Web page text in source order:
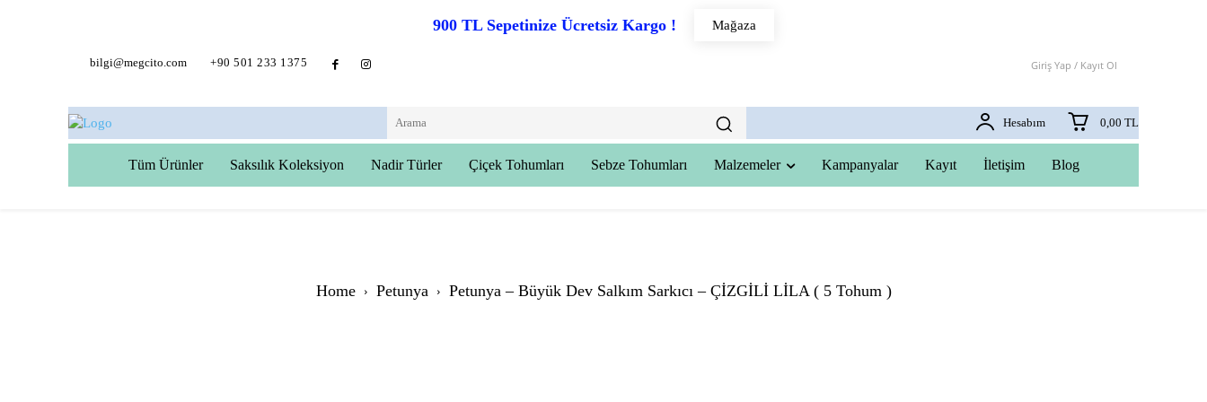
900 TL Sepetinize Ücretsiz Kargo ! Mağaza
bilgi@megcito.com +90 501 233 1375 Giriş Yap / Kayıt Ol
Hesabım 0,00 TL
Tüm Ürünler Saksılık Koleksiyon Nadir Türler Çiçek Tohumları Sebze Tohumları Malzemeler Kampanyalar Kayıt İletişim Blog
Home Petunya Petunya – Büyük Dev Salkım Sarkıcı – ÇİZGİLİ LİLA ( 5 Tohum )